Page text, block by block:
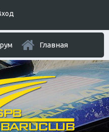
Главная